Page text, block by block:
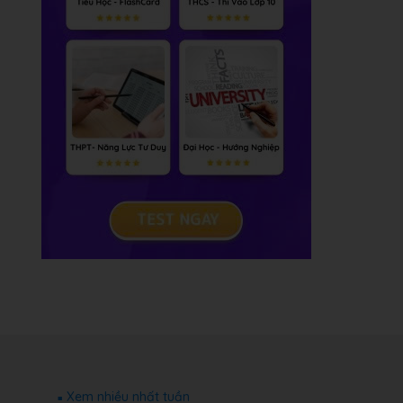
Xem nhiều nhất tuần